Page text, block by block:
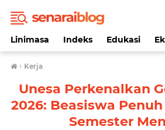
Linimasa Indeks Edukasi
› Kerja
Unesa Perkenalkan
2026: Beasiswa Penuh
Semester